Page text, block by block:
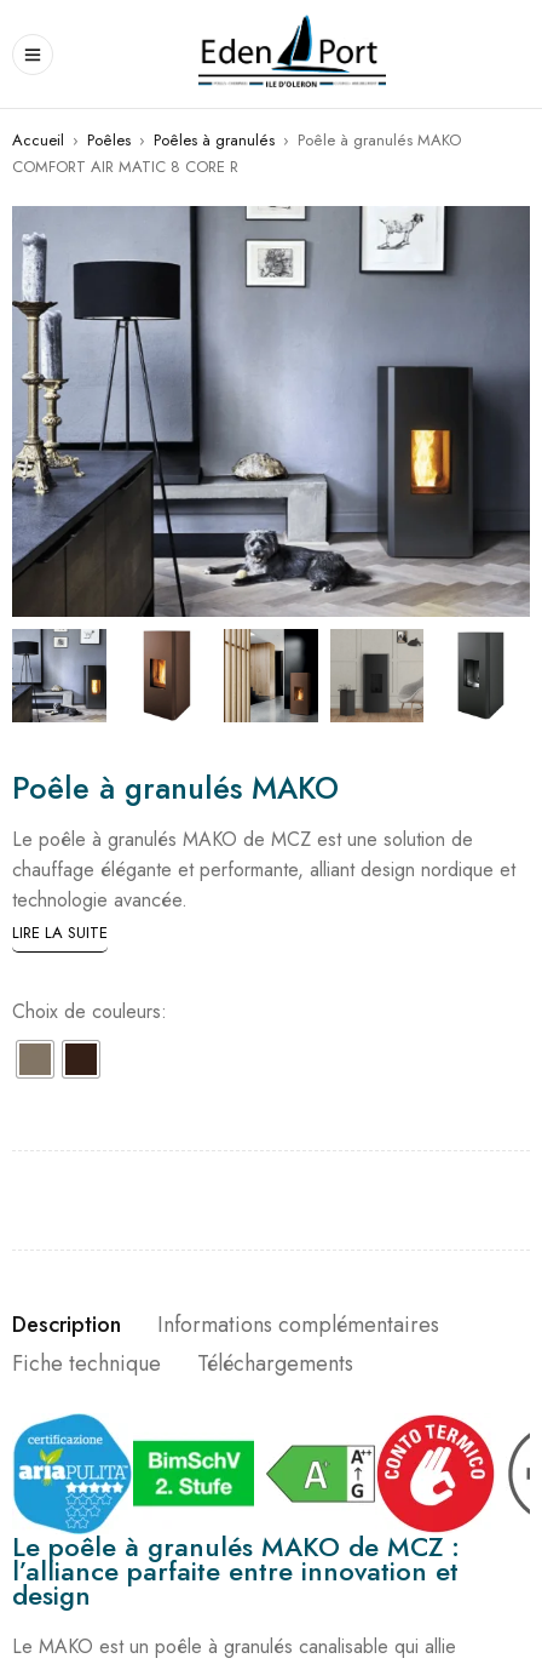
Accueil › Poêles › Poêles à granulés › Poêle à granulés MAKO
COMFORT AIR MATIC 8 CORE R
Poêle à granulés MAKO
Le poêle à granulés MAKO de MCZ est une solution de
chauffage élégante et performante, alliant design nordique et
technologie avancée.
LIRE LA SUITE
Choix de couleurs
Description
Informations complémentaires
Fiche technique
Téléchargements
Le poêle à granulés MAKO de MCZ :
l’alliance parfaite entre innovation et
design
Le MAKO est un poêle à granulés canalisable qui allie